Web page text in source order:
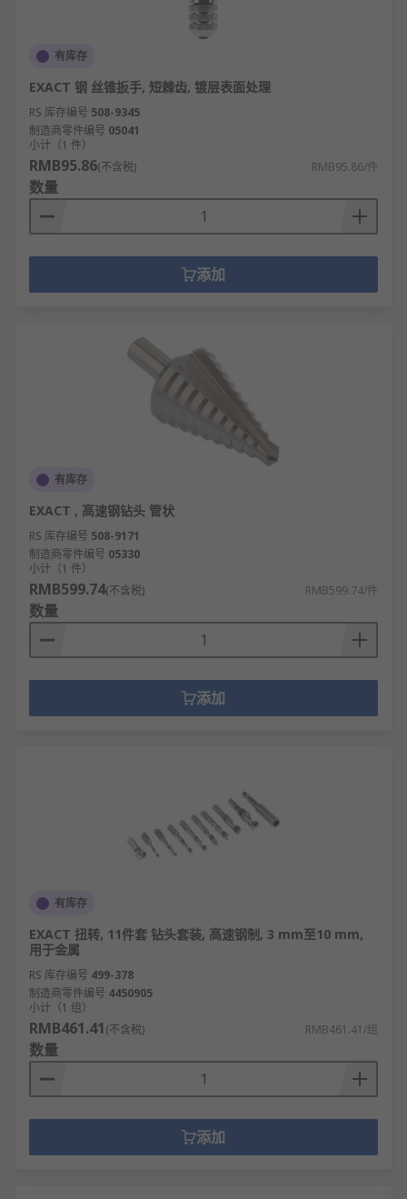
有库存
EXACT 钢 丝锥扳手, 短棘齿, 镀层表面处理
RS 库存编号 508-9345
制造商零件编号 05041
小计（1 件）
RMB95.86(不含税) RMB95.86/件
数量
添加
有库存
EXACT , 高速钢钻头 管状
RS 库存编号 508-9171
制造商零件编号 05330
小计（1 件）
RMB599.74(不含税) RMB599.74/件
数量
添加
有库存
EXACT 扭转, 11件套 钻头套装, 高速钢制, 3 mm至10 mm,
用于金属
RS 库存编号 499-378
制造商零件编号 4450905
小计（1 组）
RMB461.41(不含税) RMB461.41/组
数量
添加